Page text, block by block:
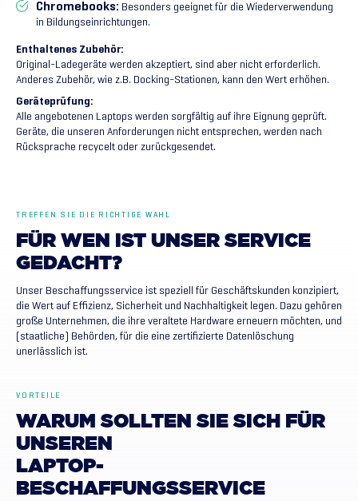
Chromebooks: Besonders geeignet für die Wiederverwendung
in Bildungseinrichtungen.
Enthaltenes Zubehör:
Original-Ladegeräte werden akzeptiert, sind aber nicht erforderlich.
Anderes Zubehör, wie z.B. Docking-Stationen, kann den Wert erhöhen.
Geräteprüfung:
Alle angebotenen Laptops werden sorgfältig auf ihre Eignung geprüft.
Geräte, die unseren Anforderungen nicht entsprechen, werden nach
Rücksprache recycelt oder zurückgesendet.
TREFFEN SIE DIE RICHTIGE WAHL
FÜR WEN IST UNSER SERVICE
GEDACHT?
Unser Beschaffungsservice ist speziell für Geschäftskunden konzipiert,
die Wert auf Effizienz, Sicherheit und Nachhaltigkeit legen. Dazu gehören
große Unternehmen, die ihre veraltete Hardware erneuern möchten, und
(staatliche) Behörden, für die eine zertifizierte Datenlöschung
unerlässlich ist.
VORTEILE
WARUM SOLLTEN SIE SICH
FÜR
UNSEREN
LAPTOP-
BESCHAFFUNGSSERVICE